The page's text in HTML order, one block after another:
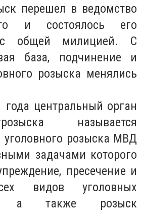
перешел в ведомство
и состоялось его
с общей милицией. С
база, подчинение и
розыска менялись
центральный орган
называется
розыска МВД
задачами которого
пресечение и
видов уголовных
а также розыск